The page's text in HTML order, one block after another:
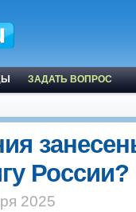
ЗАДАТЬ ВОПРОС
России?
2025